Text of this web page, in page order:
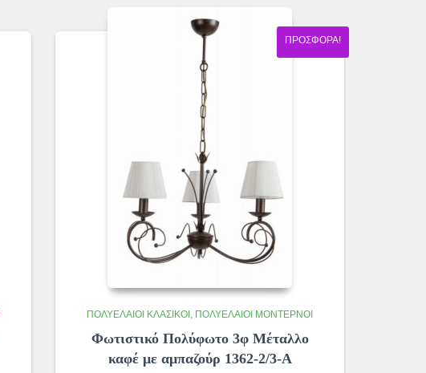
ΠΡΟΣΦΟΡΆ!
ΠΟΛΥΈΛΑΙΟΙ ΚΛΑΣΙΚΟΊ ΠΟΛΥΈΛΑΙΟΙ ΜΟΝΤΈΡΝΟΙ
Φωτιστικό Πολύφωτο 3φ Μέταλλο
καφέ με αμπαζούρ 1362-2/3-Α